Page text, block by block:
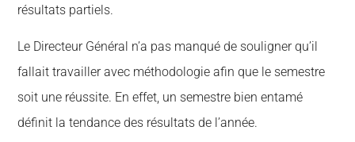
résultats partiels.
Le Directeur Général n’a pas manqué de souligner qu’il
fallait travailler avec méthodologie afin que le semestre
soit une réussite. En effet, un semestre bien entamé
définit la tendance des résultats de l’année.